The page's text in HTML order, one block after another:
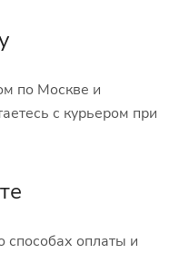
по Москве и
с курьером при
оплаты и